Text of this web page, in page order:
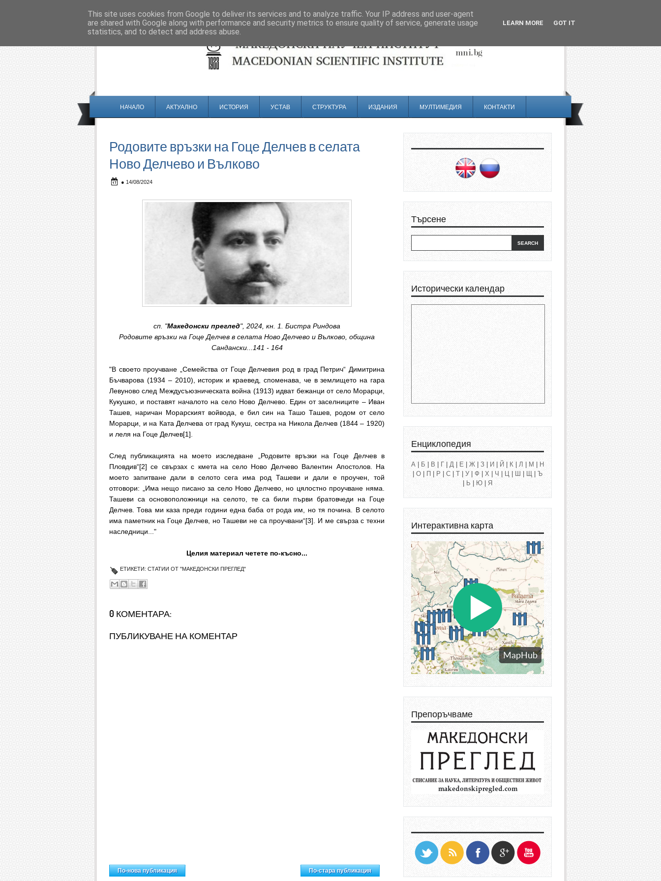
НАЧАЛО АКТУАЛНО ИСТОРИЯ УСТАВ СТРУКТУРА ИЗДАНИЯ МУЛТИМЕДИЯ КОНТАКТИ
Родовите връзки на Гоце Делчев в селата
Ново Делчево и Вълково
● 14/08/2024
сп. "Македонски преглед", 2024, кн. 1. Бистра Риндова
Родовите връзки на Гоце Делчев в селата Ново Делчево и Вълково, община
Сандански...141 - 164
"В своето проучване „Семейства от Гоце Делчевия род в град Петрич“ Димитрина
Бъчварова (1934 – 2010), историк и краевед, споменава, че в землището на гара
Левуново след Междусъюзническата война (1913) идват бежанци от село Морарци,
Кукушко, и поставят началото на село Ново Делчево. Един от заселниците – Иван
Ташев, наричан Морарският войвода, е бил син на Ташо Ташев, родом от село
Морарци, и на Ката Делчева от град Кукуш, сестра на Никола Делчев (1844 – 1920)
и леля на Гоце Делчев[1].
След публикацията на моето изследване „Родовите връзки на Гоце Делчев в
Пловдив“[2] се свързах с кмета на село Ново Делчево Валентин Апостолов. На
моето запитване дали в селото сега има род Ташеви и дали е проучен, той
отговори: „Има нещо писано за село Ново Делчево, но цялостно проучване няма.
Ташеви са основоположници на селото, те са били първи братовчеди на Гоце
Делчев. Това ми каза преди години една баба от рода им, но тя почина. В селото
има паметник на Гоце Делчев, но Ташеви не са проучвани“[3]. И ме свърза с техни
наследници..."
Целия материал четете по-късно...
ЕТИКЕТИ: СТАТИИ ОТ "МАКЕДОНСКИ ПРЕГЛЕД"
0 КОМЕНТАРА:
ПУБЛИКУВАНЕ НА КОМЕНТАР
По-нова публикация По-стара публикация
Търсене
Исторически календар
Енциклопедия
А Б В Г Д Е Ж З И Й К Л М
Н
О П Р С Т У Ф Х Ч Ц Ш Щ
Ъ
Ь Ю Я
Интерактивна карта
Препоръчваме
This site uses cookies from Google to deliver its services and to analyze traffic. Your IP address and user-agent
are shared with Google along with performance and security metrics to ensure quality of service, generate usage
statistics, and to detect and address abuse.
LEARN MORE GOT IT